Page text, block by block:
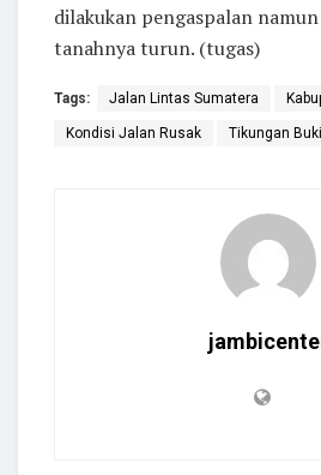
dilakukan pengaspalan
tanahnya turun. (tugas)
Tags: Jalan Lintas Sumatera
Kondisi Jalan Rusak Tikungan